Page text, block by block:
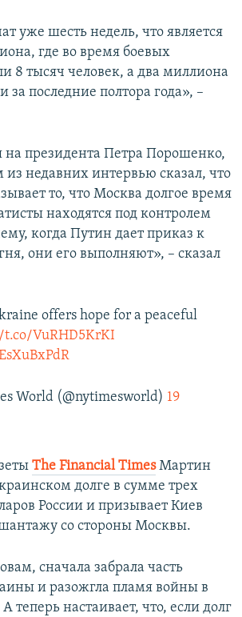
уже шесть недель, что является
где во время боевых
8 тысяч человек, а два миллиона
за последние полтора года», –
на президента Петра Порошенко,
недавних интервью сказал, что
то, что Москва долгое время
находятся под контролем
когда Путин дает приказ к
они его выполняют», – сказал
offers hope for a peaceful
VuRHD5KrKI
World (@nytimesworld) 19
The Financial TimesМартин
долге в сумме трех
России и призывает Киев
шантажу со стороны Москвы.
сначала забрала часть
и разожгла пламя войны в
теперь настаивает, что, если долг